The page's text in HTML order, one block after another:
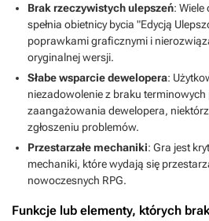
Brak rzeczywistych ulepszeń:
spełnia obietnicy bycia "Edycją
poprawkami graficznymi i
oryginalnej wersji.
Słabe wsparcie dewelopera:
niezadowolenie z braku
zaangażowania dewelopera,
zgłoszeniu problemów.
Przestarzałe mechaniki: Gra jest
mechaniki, które wydają się
nowoczesnych RPG.
Funkcje lub elementy, których